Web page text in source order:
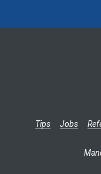
Tips Jobs